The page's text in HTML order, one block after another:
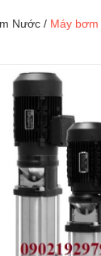
Nước / Máy